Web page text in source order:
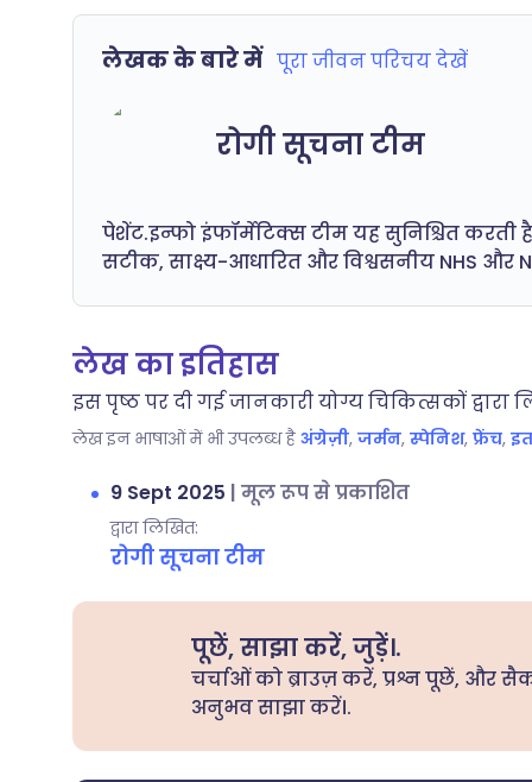
लेखक के बारे में पूरा जीवन परिचय देखें
रोगी सूचना टीम
पेशेंट.इन्फो इंफॉर्मेटिक्स टीम यह सुनिश्चित करती
सटीक, साक्ष्य-आधारित और विश्वसनीय NHS और
लेख का इतिहास
इस पृष्ठ पर दी गई जानकारी योग्य चिकित्सकों द्वारा
लेख इन भाषाओं में भी उपलब्ध है अंग्रेज़ी, जर्मन, स्पेनिश, फ्रेंच,
9 Sept 2025 | मूल रूप से प्रकाशित
द्वारा लिखित:
रोगी सूचना टीम
पूछें, साझा करें, जुड़ें।.
चर्चाओं को ब्राउज़ करें, प्रश्न पूछें, और
अनुभव साझा करें।.